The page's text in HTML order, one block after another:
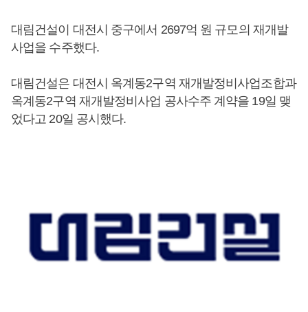
대림건설이 대전시 중구에서 2697억 원 규모의 재개발
사업을 수주했다.
대림건설은 대전시 옥계동2구역 재개발정비사업조합과
옥계동2구역 재개발정비사업 공사수주 계약을 19일 맺
었다고 20일 공시했다.